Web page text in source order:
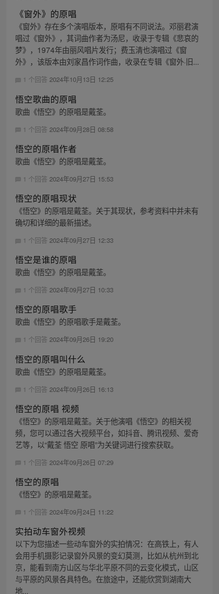
《窗外》的原唱
《窗外》存在多个演唱版本，原唱有不同说法。邓丽君演
唱过《窗外》，其词曲作者为汤尼，收录于专辑《悲哀的
梦》，1974年由丽风唱片发行；费玉清也演唱过《窗
外》，该版本由刘家昌作词作曲，收录在专辑《窗外·旧...
1 个回答 2024年10月13日 12:25
悟空歌曲的原唱
歌曲《悟空》的原唱是戴荃。
1 个回答 2024年09月28日 08:58
悟空的原唱作者
歌曲《悟空》的原唱是戴荃。
1 个回答 2024年09月27日 15:53
悟空的原唱现状
《悟空》的原唱是戴荃。关于其现状，参考资料中并未有
确切和详细的最新描述。
1 个回答 2024年09月27日 12:33
悟空是谁的原唱
歌曲《悟空》的原唱是戴荃。
1 个回答 2024年09月27日 10:33
悟空的原唱歌手
歌曲《悟空》的原唱歌手是戴荃。
1 个回答 2024年09月26日 19:20
悟空的原唱叫什么
歌曲《悟空》的原唱是戴荃。
1 个回答 2024年09月26日 16:13
悟空的原唱 视频
《悟空》的原唱是戴荃。关于他演唱《悟空》的相关视
频，您可以通过各大视频平台，如抖音、腾讯视频、爱奇
艺等，以“戴荃 悟空 原唱”为关键词进行搜索获取。
1 个回答 2024年09月26日 07:29
悟空的原唱
《悟空》的原唱是戴荃。
1 个回答 2024年09月24日 11:22
实拍动车窗外视频
以下为您描述一些动车窗外的实拍情况：在高铁上，有人
会用手机摄影记录窗外风景的变幻莫测，比如从杭州到北
京，能看到南方山区与华北平原不同的云变化模式，山区
与平原的风景各具特色。在旅途中，还能欣赏到湖南大
地...